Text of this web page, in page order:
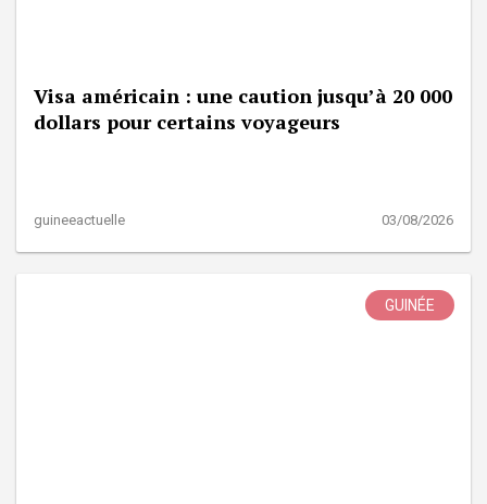
Visa américain : une caution jusqu’à 20 000
dollars pour certains voyageurs
guineeactuelle 03/08/2026
GUINÉE